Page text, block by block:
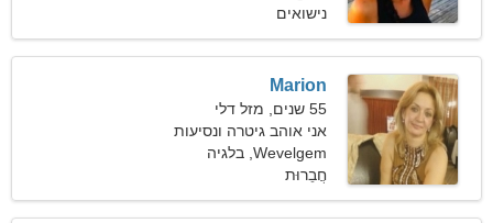
נישואים
Marion
55 שנים, מזל דלי
אני אוהב גיטרה ונסיעות
Wevelgem, בלגיה
חֲבֵרוּת